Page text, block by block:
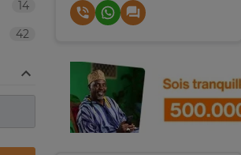
14
42